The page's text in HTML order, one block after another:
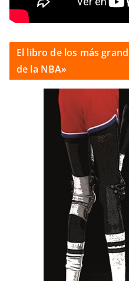
El libro de los más
de la NBA»